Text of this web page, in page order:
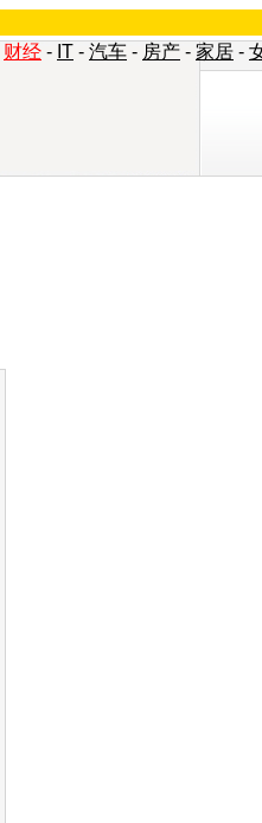
财经 - IT - 汽车 - 房产 - 家居 -